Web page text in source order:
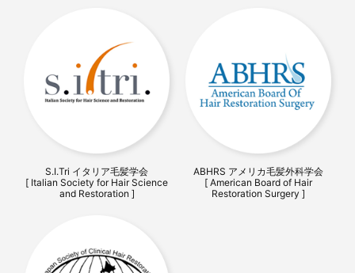
S.I.Tri イタリア毛髪学会
[ Italian Society for Hair Science
and Restoration ]
ABHRS アメリカ毛髪外科学会
[ American Board of Hair
Restoration Surgery ]